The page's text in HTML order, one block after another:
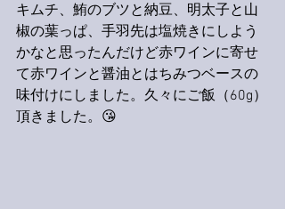
キムチ、鮪のブツと納豆、明太子と山
椒の葉っぱ、手羽先は塩焼きにしよう
かなと思ったんだけど赤ワインに寄せ
て赤ワインと醤油とはちみつベースの
味付けにしました。久々にご飯（60g）
頂きました。😘